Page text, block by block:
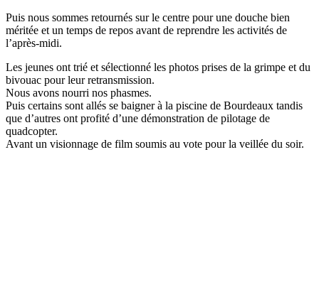
Puis nous sommes retournés sur le centre pour une douche bien
méritée et un temps de repos avant de reprendre les activités de
l’après-midi.
Les jeunes ont trié et sélectionné les photos prises de la grimpe et du
bivouac pour leur retransmission.
Nous avons nourri nos phasmes.
Puis certains sont allés se baigner à la piscine de Bourdeaux tandis
que d’autres ont profité d’une démonstration de pilotage de
quadcopter.
Avant un visionnage de film soumis au vote pour la veillée du soir.